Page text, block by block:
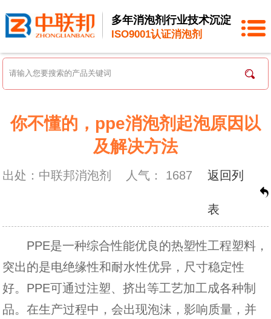
多年消泡剂行业技术沉淀
ISO9001认证消泡剂
你不懂的，ppe消泡剂起泡原因以
及解决方法
出处：中联邦消泡剂 人气： 1687 返回列
表
PPE是一种综合性能优良的热塑性工程塑料，
突出的是电绝缘性和耐水性优异，尺寸稳定性
好。PPE可通过注塑、挤出等工艺加工成各种制
品。在生产过程中，会出现泡沫，影响质量，并